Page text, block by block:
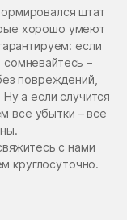
штат
хорошо умеют
если
сомневайтесь –
повреждений,
а если случится
все убытки – все
с нами
круглосуточно.